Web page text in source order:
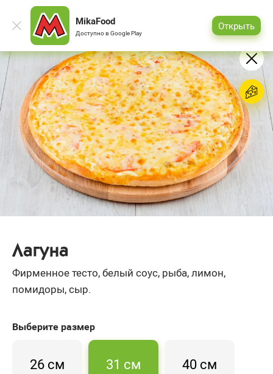
MikaFood
Доступно вGoogle Play
Открыть
Лагуна
Фирменное тесто, белый соус, рыба, лимон,
помидоры, сыр.
Выберитеразмер
26 см 31 см 40 см